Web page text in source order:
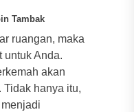
Tambak
ruangan, maka
untuk Anda.
akan
hanya itu,